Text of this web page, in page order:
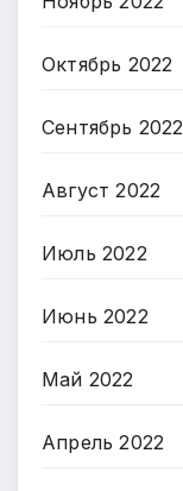
Октябрь 2022
Сентябрь 2022
Август 2022
Июль 2022
Июнь 2022
Май 2022
Апрель 2022